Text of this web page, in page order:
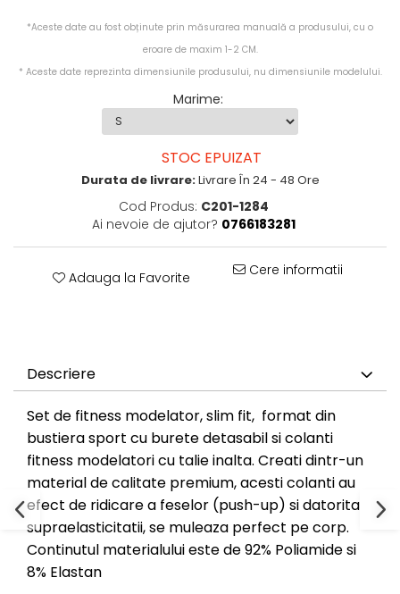
*Aceste date au fost obținute prin măsurarea manuală a produsului, cu o
eroare de maxim 1-2 CM.
* Aceste date reprezinta dimensiunile produsului, nu dimensiunile modelului.
Marime:
STOC EPUIZAT
Durata de livrare:Livrare În 24 - 48 Ore
Cod Produs: C201-1284
Ai nevoie de ajutor? 0766183281
Adauga la Favorite Cere informatii
Descriere
Set de fitness modelator, slim fit, format din
bustiera sport cu burete detasabil sicolanti
fitness modelatori cu talie inalta. Creati dintr-un
material de calitate premium, acesti colanti au
efect de ridicare a feselor (push-up) si datorita
supraelasticitatii, se muleaza perfect pe corp.
Continutul materialului este de 92% Poliamide si
8% Elastan